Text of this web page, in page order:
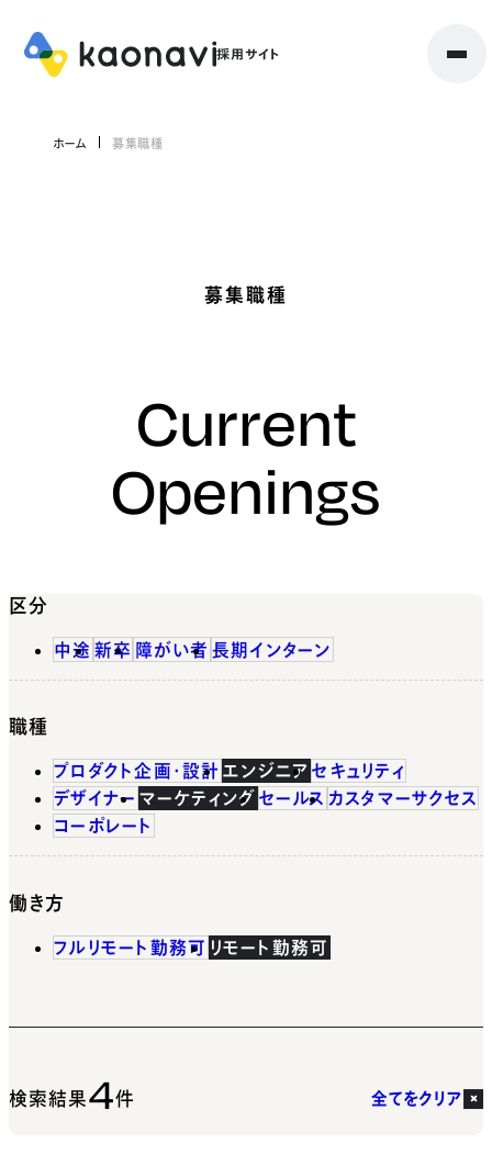
ホーム 募集職種
募集職種
Current
Openings
区分
中途 新卒 障がい者 長期インターン
職種
プロダクト企画・設計 エンジニア セキュリティ
デザイナー マーケティング セールス カスタマーサクセス
コーポレート
働き方
フルリモート勤務可 リモート勤務可
検索結果4件 全てをクリア